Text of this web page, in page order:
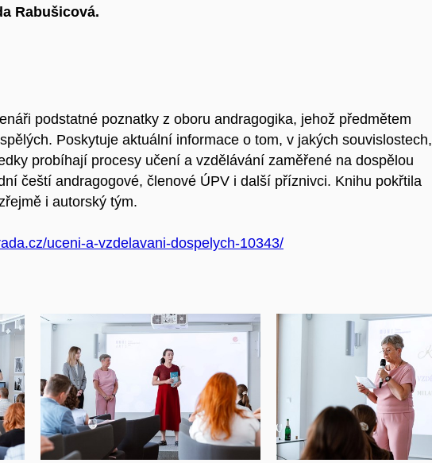
Rabušicová.
podstatné poznatky z oboru andragogika, jehož předmětem
Poskytuje aktuální informace o tom, v jakých souvislostech,
probíhají procesy učení a vzdělávání zaměřené na dospělou
čeští andragogové, členové ÚPV i další příznivci. Knihu pokřtila
i autorský tým.
uceni-a-vzdelavani-dospelych-10343/